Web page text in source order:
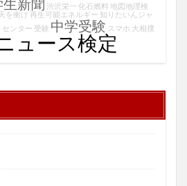
新聞 渋沢栄一 化石燃料 地図地理検
を衝け 再生可能エネルギー 知りたいんジャ
ンター 受験 中学受験 スマホ 大相撲
ュース検定